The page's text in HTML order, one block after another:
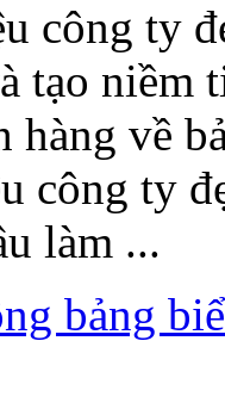
công ty
tạo niềm
hàng về
công ty
làm ...
bảng